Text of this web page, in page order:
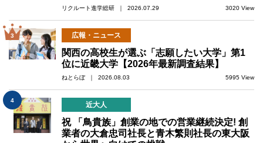
リクルート進学総研 ｜ 2026.07.29 3020 View
3 広報・ニュース
関西の高校生が選ぶ「志願したい大学」第1
位に近畿大学【2026年最新調査結果】
ねとらぼ ｜ 2026.08.03 5995 View
4
近大人
祝 「鳥貴族」創業の地での営業継続決定! 創
業者の大倉忠司社長と青木繁則社長の東大阪